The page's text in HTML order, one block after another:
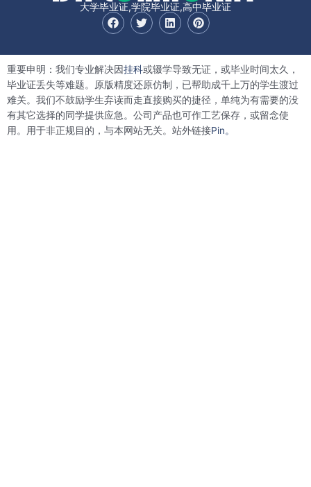
大学毕业证,学院毕业证,高中毕业证
F
a
o
o
k
T
w
t
e
r
L
i
d
i
n
P
i
r
e
s
t
重要申明：我们专业解决因挂科或辍学导致无证，或毕业时间太久，
毕业证丢失等难题。原版精度还原仿制，已帮助成千上万的学生渡过
难关。我们不鼓励学生弃读而走直接购买的捷径，单纯为有需要的没
有其它选择的同学提供应急。公司产品也可作工艺保存，或留念使
用。用于非正规目的，与本网站无关。站外链接Pin。